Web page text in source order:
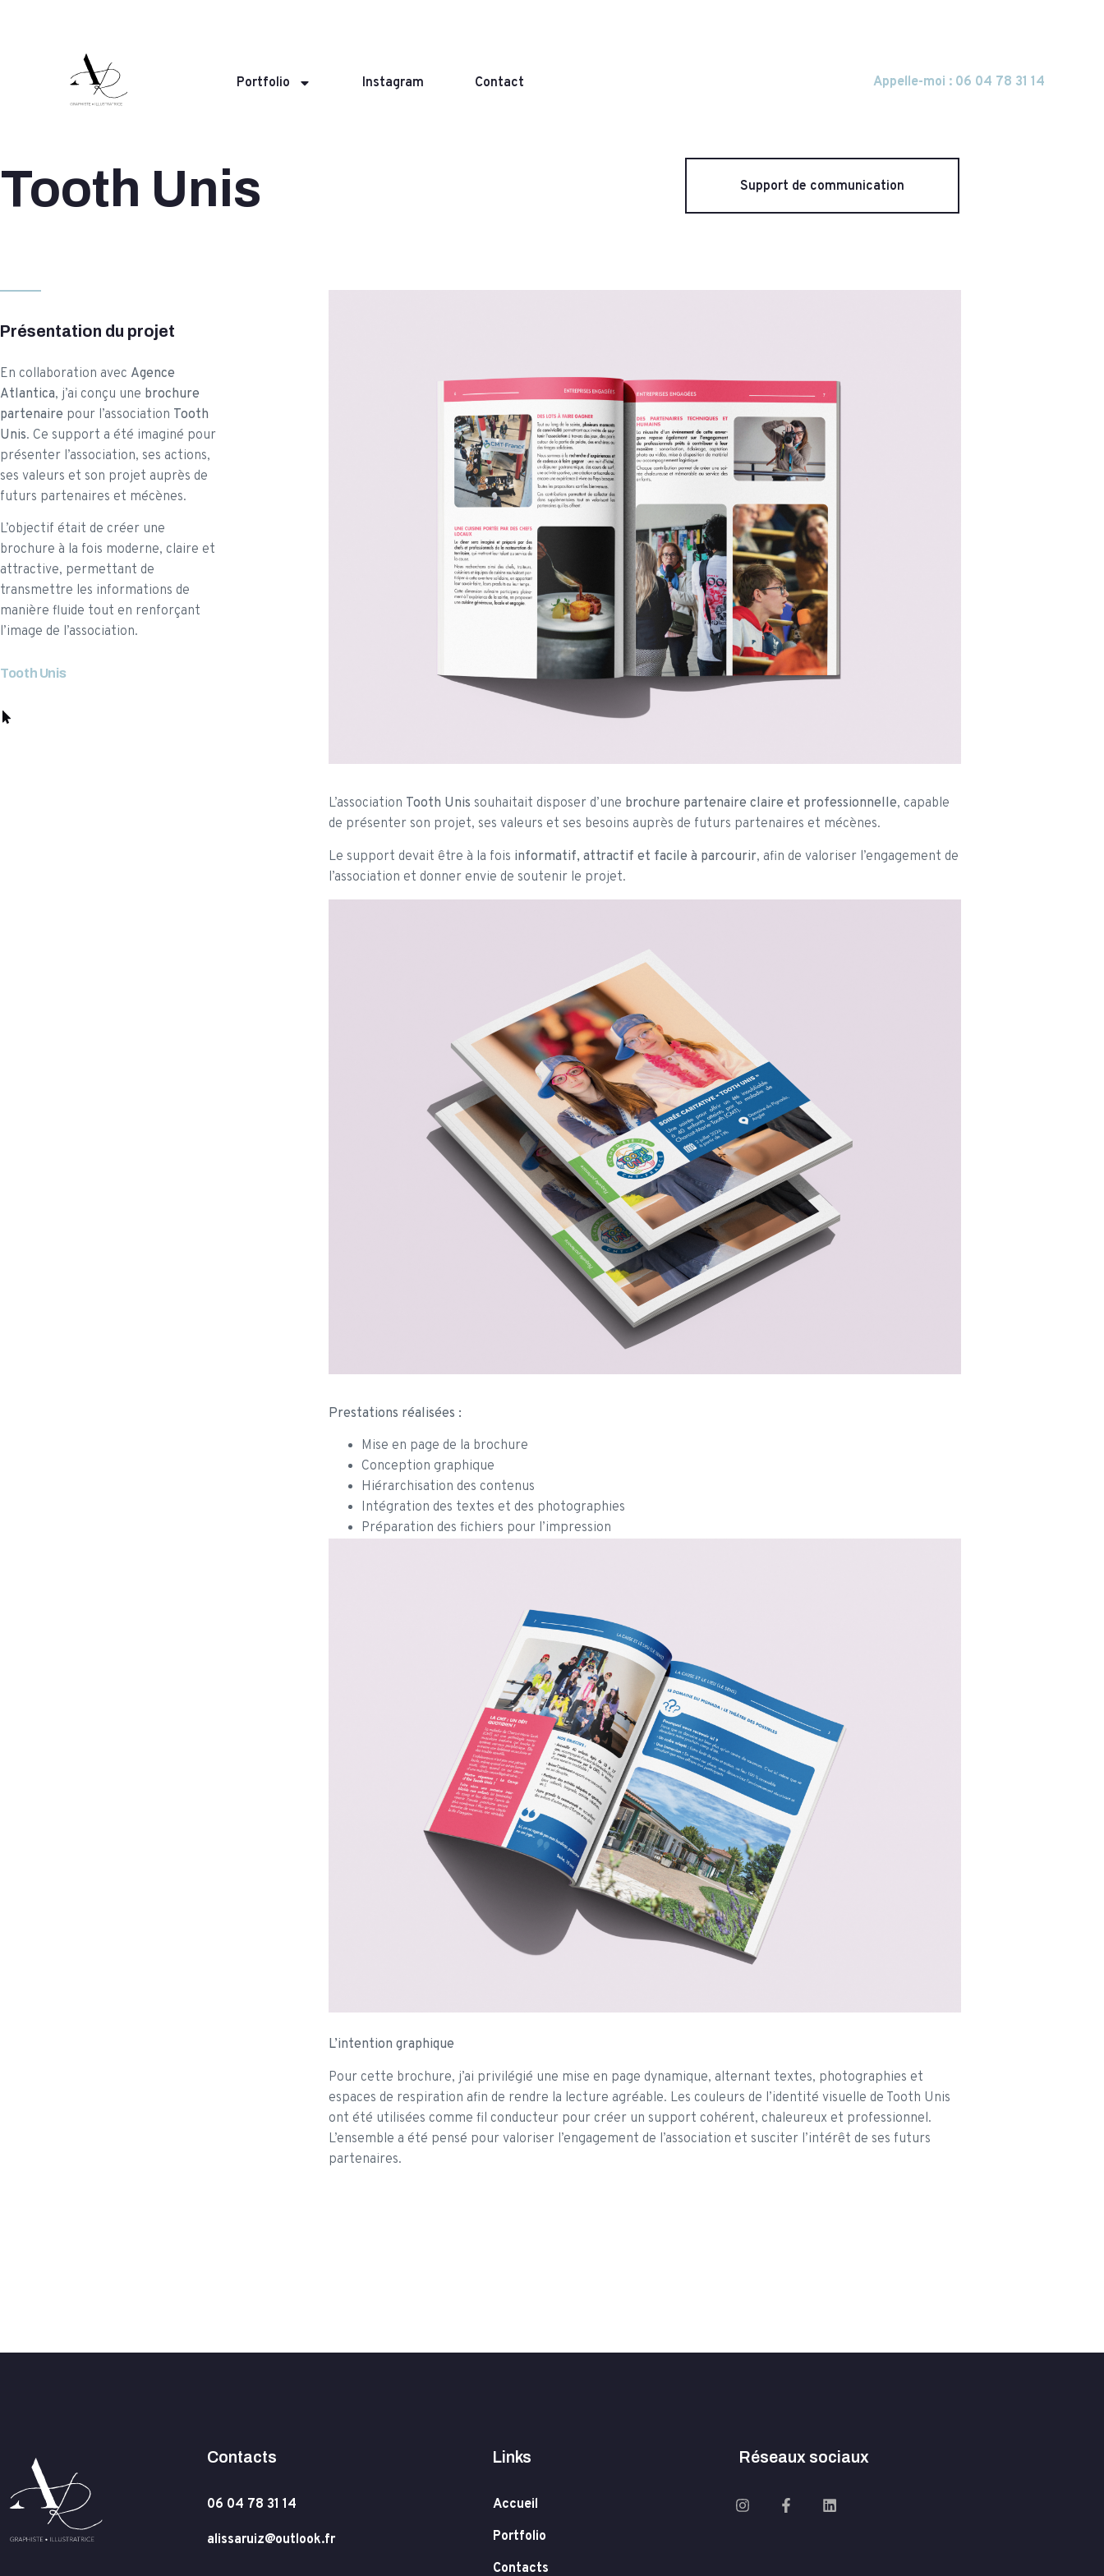
Portfolio Instagram Contact Appelle-moi : 06 04 78 31 14
Tooth Unis Support de communication
Présentation du projet
En collaboration avec Agence
Atlantica, j’ai conçu une brochure
partenaire pour l’association Tooth
Unis. Ce support a été imaginé pour
présenter l’association, ses actions,
ses valeurs et son projet auprès de
futurs partenaires et mécènes.
L’objectif était de créer une
brochure à la fois moderne, claire et
attractive, permettant de
transmettre les informations de
manière fluide tout en renforçant
l’image de l’association.
Tooth Unis
L’association Tooth Unis souhaitait disposer d’une brochure partenaire claire et professionnelle, capable
de présenter son projet, ses valeurs et ses besoins auprès de futurs partenaires et mécènes.
Le support devait être à la fois informatif, attractif et facile à parcourir, afin de valoriser l’engagement de
l’association et donner envie de soutenir le projet.
Prestations réalisées :
Mise en page de la brochure
Conception graphique
Hiérarchisation des contenus
Intégration des textes et des photographies
Préparation des fichiers pour l’impression
L’intention graphique
Pour cette brochure, j’ai privilégié une mise en page dynamique, alternant textes, photographies et
espaces de respiration afin de rendre la lecture agréable. Les couleurs de l’identité visuelle de Tooth Unis
ont été utilisées comme fil conducteur pour créer un support cohérent, chaleureux et professionnel.
L’ensemble a été pensé pour valoriser l’engagement de l’association et susciter l’intérêt de ses futurs
partenaires.
Contacts
06 04 78 31 14
alissaruiz@outlook.fr
Links
Accueil
Portfolio
Contacts
Réseaux sociaux